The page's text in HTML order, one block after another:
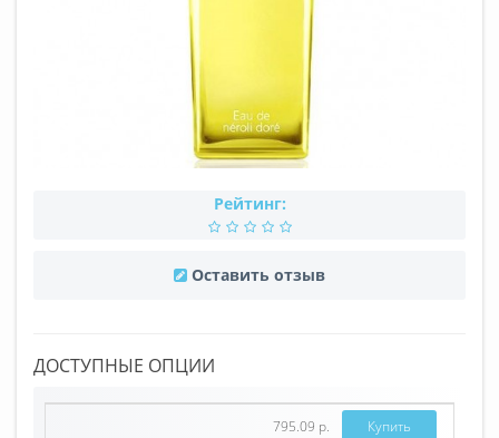
Рейтинг:
Оставить отзыв
ДОСТУПНЫЕ ОПЦИИ
795.09 р. Купить